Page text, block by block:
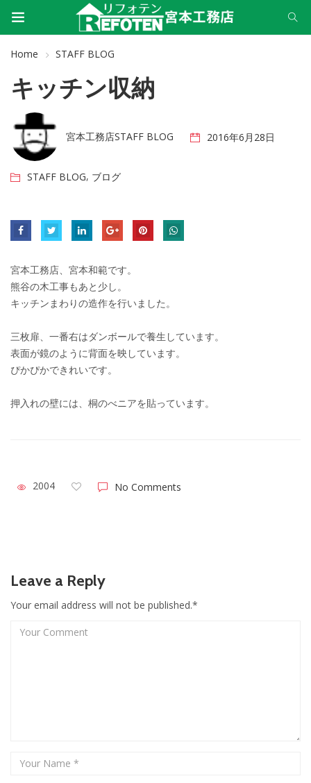
Home STAFF BLOG
キッチン収納
宮本工務店STAFF BLOG 2016年6月28日
STAFF BLOG, ブログ
宮本工務店、宮本和範です。
熊谷の木工事もあと少し。
キッチンまわりの造作を行いました。
三枚扉、一番右はダンボールで養生しています。
表面が鏡のように背面を映しています。
ぴかぴかできれいです。
押入れの壁には、桐のべニアを貼っています。
2004 No Comments
Leave a Reply
Your email address will not be published.*